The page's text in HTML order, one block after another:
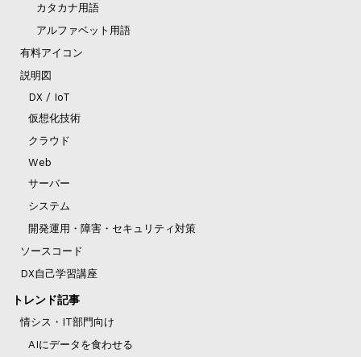
カタカナ用語
アルファベット用語
有料アイコン
説明図
DX / IoT
仮想化技術
クラウド
Web
サーバー
システム
開発運用・障害・セキュリティ対策
ソースコード
DX自己学習講座
トレンド記事
情シス・IT部門向け
AIにデータを食わせる